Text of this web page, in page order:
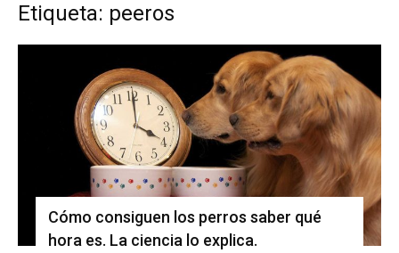
Etiqueta: peeros
Cómo consiguen los perros saber qué
hora es. La ciencia lo explica.